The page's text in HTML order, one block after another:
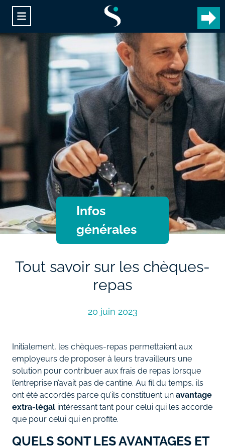
Infos
générales
Tout savoir sur les chèques-
repas
20 juin 2023
Initialement, les chèques-repas permettaient aux
employeurs de proposer à leurs travailleurs une
solution pour contribuer aux frais de repas lorsque
l’entreprise n’avait pas de cantine. Au fil du temps, ils
ont été accordés parce qu’ils constituent un avantage
extra-légal intéressant tant pour celui qui les accorde
que pour celui qui en profite.
QUELS SONT LES AVANTAGES ET